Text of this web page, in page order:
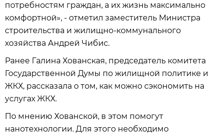
потребностям граждан, а их жизнь максимально
комфортной», - отметил заместитель Министра
строительства и жилищно-коммунального
хозяйства Андрей Чибис.
Ранее Галина Хованская, председатель комитета
Государственной Думы по жилищной политике и
ЖКХ, рассказала о том, как можно сэкономить на
услугах ЖКХ.
По мнению Хованской, в этом помогут
нанотехнологии. Для этого необходимо